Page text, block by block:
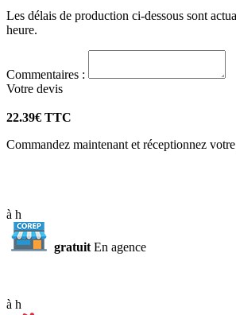
Les délais de production ci-dessous sont
heure.
Commentaires :
Votre devis
22.39€ TTC
Commandez maintenant et réceptionnez
à h
gratuit En agence
à h